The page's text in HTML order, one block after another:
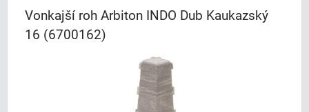
Vonkajší roh Arbiton INDO Dub Kaukazský
16 (6700162)